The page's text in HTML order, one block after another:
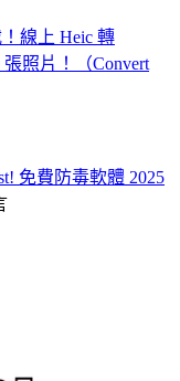
線上 Heic 轉
照片！（Convert
免費防毒軟體 2025